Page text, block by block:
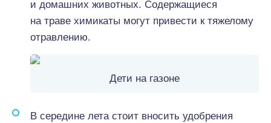
и домашних животных. Содержащиеся
на траве химикаты могут привести к тяжелому
отравлению.
Дети на газоне
В середине лета стоит вносить удобрения